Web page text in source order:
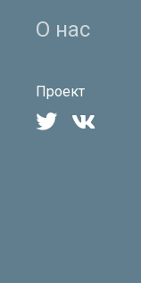
О нас
Проект
 